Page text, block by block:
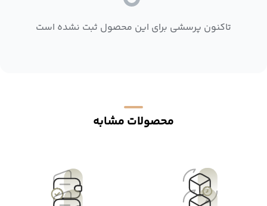
تاکنون پرسشی برای این محصول ثبت نشده است
محصولات مشابه